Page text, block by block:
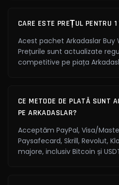
CARE ESTE PREȚUL PENTRU
Acest pachet Arkadaslar Buy
Prețurile sunt actualizate
competitive pe piața
CE METODE DE PLATĂ SUNT
PE ARKADASLAR?
Acceptăm PayPal, Visa/
Paysafecard, Skrill, Revolut,
majore, inclusiv Bitcoin și